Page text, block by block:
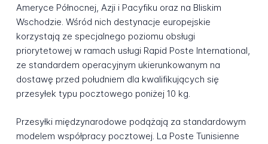
Ameryce Północnej, Azji i Pacyfiku oraz na Bliskim
Wschodzie. Wśród nich destynacje europejskie
korzystają ze specjalnego poziomu obsługi
priorytetowej w ramach usługi Rapid Poste International,
ze standardem operacyjnym ukierunkowanym na
dostawę przed południem dla kwalifikujących się
przesyłek typu pocztowego poniżej 10 kg.
Przesyłki międzynarodowe podążają za standardowym
modelem współpracy pocztowej. La Poste Tunisienne